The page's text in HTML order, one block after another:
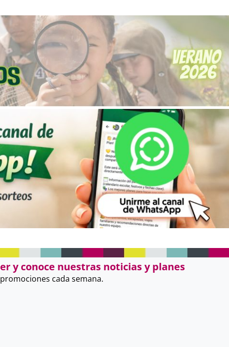
y conoce nuestras noticias y planes
cada semana.